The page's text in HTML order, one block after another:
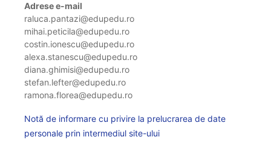
Adrese e-mail
raluca.pantazi@edupedu.ro
mihai.peticila@edupedu.ro
costin.ionescu@edupedu.ro
alexa.stanescu@edupedu.ro
diana.ghimisi@edupedu.ro
stefan.lefter@edupedu.ro
ramona.florea@edupedu.ro
Notă de informare cu privire la prelucrarea de date
personale prin intermediul site-ului